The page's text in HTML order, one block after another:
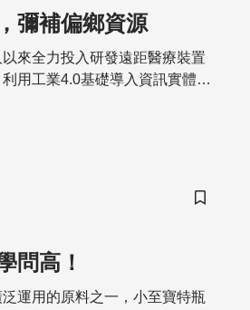
彌補偏鄉資源
來全力投入研發遠距醫療裝置
用工業4.0基礎導入資訊實體整
儲存書籤
問高！
運用的原料之一，小至寶特瓶